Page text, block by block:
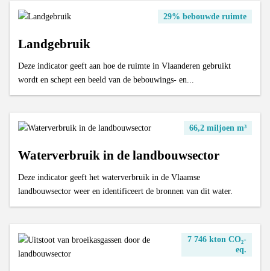
29% bebouwde ruimte
Landgebruik
Deze indicator geeft aan hoe de ruimte in Vlaanderen gebruikt
wordt en schept een beeld van de bebouwings- en...
66,2 miljoen m³
Waterverbruik in de landbouwsector
Deze indicator geeft het waterverbruik in de Vlaamse
landbouwsector weer en identificeert de bronnen van dit water.
7 746 kton CO₂-
eq.